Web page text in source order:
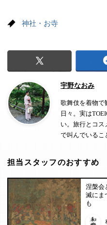
神社・お寺
宇野なおみ
歌舞伎を着物で
日々。実は
い。旅行とコス
で叫んでいるこ
担当スタッフのおすすめ
涅槃会
滅にま
も